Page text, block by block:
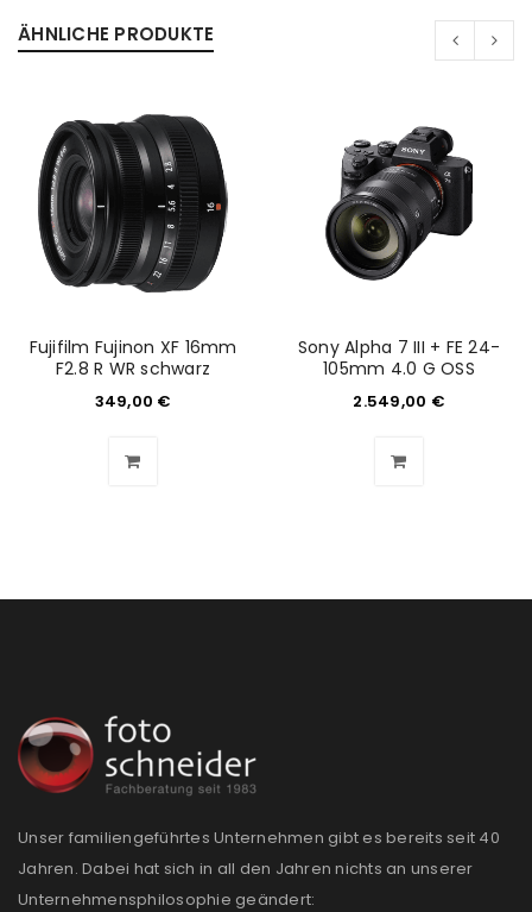
Anmeldeformular geschützt durch
ÄHNLICHE PRODUKTE
Fujifilm Fujinon XF 16mm
F2.8 R WR schwarz
349,00 €
Sony Alpha 7 III + FE 24-
105mm 4.0 G OSS
2.549,00 €
Unser familiengeführtes Unternehmen gibt es bereits seit 40
Jahren. Dabei hat sich in all den Jahren nichts an unserer
Unternehmensphilosophie geändert: